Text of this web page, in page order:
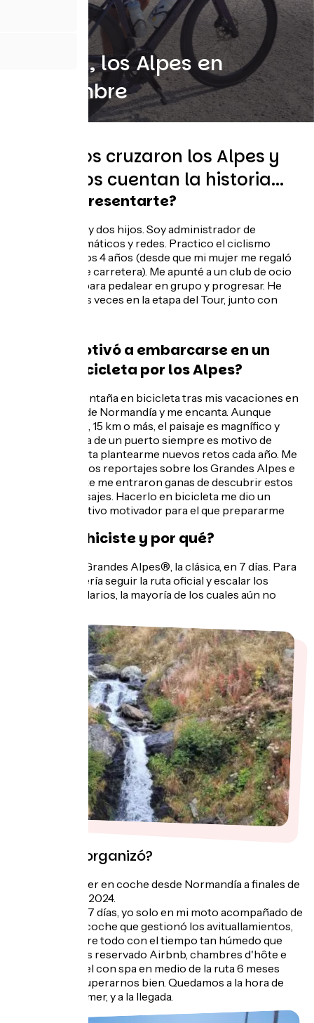
Laurent, los Alpes en
septiembre
Ellos-ellos cruzaron los Alpes y
ellos-ellos cuentan la historia...
¿Quieres presentarte?
Tengo 47 años y dos hijos. Soy administrador de
sistemas informáticos y redes. Practico el ciclismo
desde hace unos 4 años (desde que mi mujer me regaló
una bicicleta de carretera). Me apunté a un club de ocio
cerca de casa para pedalear en grupo y progresar. He
participado dos veces en la etapa del Tour, junto con
¿Qué le motivó a embarcarse en un
viaje en bicicleta por los Alpes?
Descubrí la montaña en bicicleta tras mis vacaciones en
los Alpes. Soy de Normandía y me encanta. Aunque
cueste subir 10, 15 km o más, el paisaje es magnífico y
alcanzar la cima de un puerto siempre es motivo de
orgullo. Me gusta plantearme nuevos retos cada año. Me
topé con algunos reportajes sobre los Grandes Alpes e
inmediatamente me entraron ganas de descubrir estos
magníficos paisajes. Hacerlo en bicicleta me dio un
objetivo deportivo motivador para el que prepararme
¿Qué ruta hiciste y por qué?
La Ruta de los Grandes Alpes®, la clásica, en 7 días. Para
mi primera, quería seguir la ruta oficial y escalar los
puertos legendarios, la mayoría de los cuales aún no
¿Cómo se organizó?
Salí con mi mujer en coche desde Normandía a finales de
septiembre de 2024.
Fue un viaje de 7 días, yo solo en mi moto acompañado de
mi mujer en el coche que gestionó los avituallamientos,
el cambio (sobre todo con el tiempo tan húmedo que
tuve). Habíamos reservado Airbnb, chambres d'hôte e
incluso un hotel con spa en medio de la ruta 6 meses
antes para recuperarnos bien. Quedamos a la hora de
comer para comer, y a la llegada.